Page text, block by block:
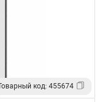
код: 455674